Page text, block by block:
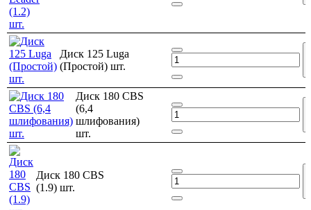
Диск 125 Luga
(Простой) шт.
Диск 180 CBS
(6,4
шлифования)
шт.
Диск 180 CBS
(1.9) шт.